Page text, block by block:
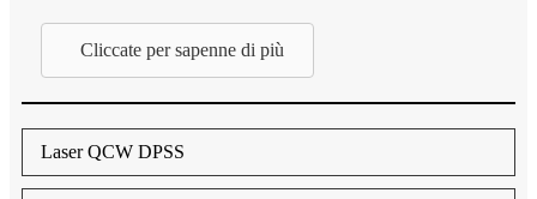
Cliccate per sapenne di più
Laser QCW DPSS